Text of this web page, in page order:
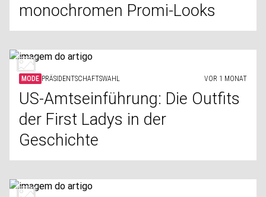
monochromen Promi-Looks
MODE PRÄSIDENTSCHAFTSWAHL VOR 1 MONAT
US-Amtseinführung: Die Outfits
der First Ladys in der
Geschichte